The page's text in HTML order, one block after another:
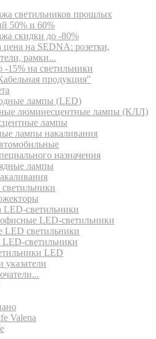
светильников прошлых
50% и 60%
скидки до -80%
на SEDNA: розетки,
рамки...
-15% на светильники
продукция"
лампы (LED)
люминесцентные лампы (КЛЛ)
лампы
лампы накаливания
назначения
лампы
LED-светильники
LED-светильники
LED светильники
светильники
LED
Valena